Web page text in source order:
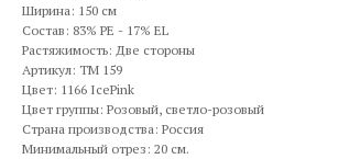
Ширина: 150 см
Состав: 83% PE - 17% EL
Растяжимость: Две стороны
Артикул: TM 159
Цвет: 1166 IcePink
Цвет группы: Розовый, светло-розовый
Страна производства: Россия
Минимальный отрез: 20 см.